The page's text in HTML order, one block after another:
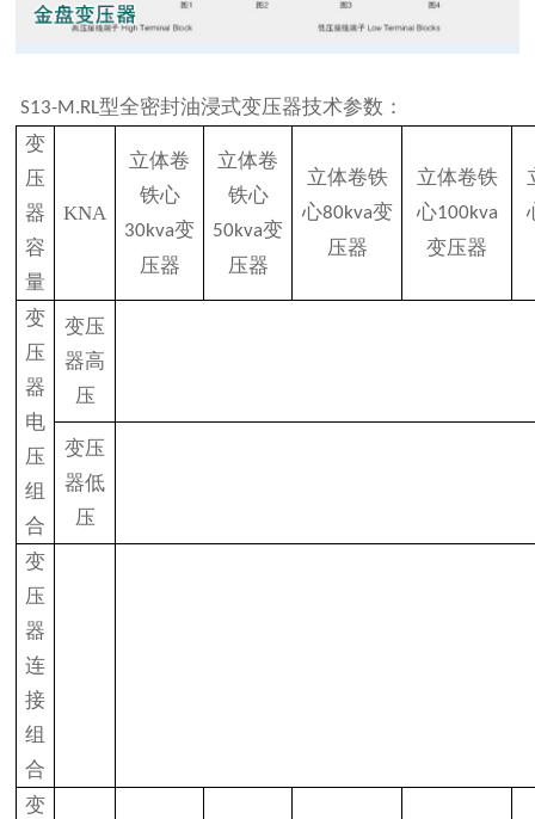
S13-M.RL型全密封油浸式变压器技术参数：
变
压
器
容
量
KNA
立体卷
铁心
30kva变
压器
立体卷
铁心
50kva变
压器
立体卷铁
心80kva变
压器
立体卷铁
心100kva
变压器
变
压
器
电
压
组
合
变压
器高
压
变压
器低
压
变
压
器
连
接
组
合
变